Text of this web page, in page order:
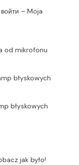
– Moja
od mikrofonu
błyskowych
błyskowych
jak było!